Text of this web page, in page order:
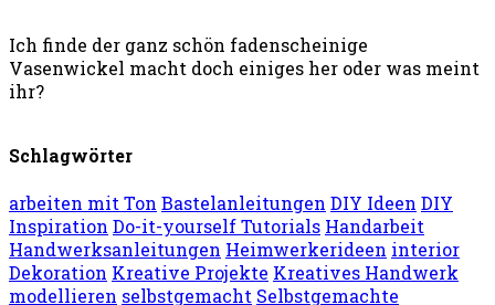
Ich finde der ganz schön fadenscheinige
Vasenwickel macht doch einiges her oder was meint
ihr?
Schlagwörter
arbeiten mit Ton Bastelanleitungen DIY Ideen DIY
Inspiration Do-it-yourself Tutorials Handarbeit
Handwerksanleitungen Heimwerkerideen interior
Dekoration Kreative Projekte Kreatives Handwerk
modellieren selbstgemacht Selbstgemachte